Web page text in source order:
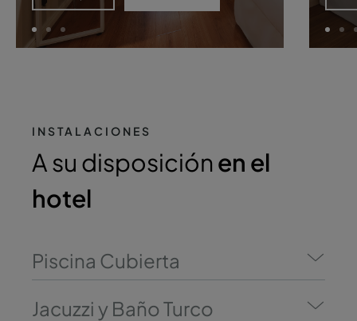
INSTALACIONES
A su disposiciónen el
hotel
Piscina Cubierta
Jacuzzi y Baño Turco